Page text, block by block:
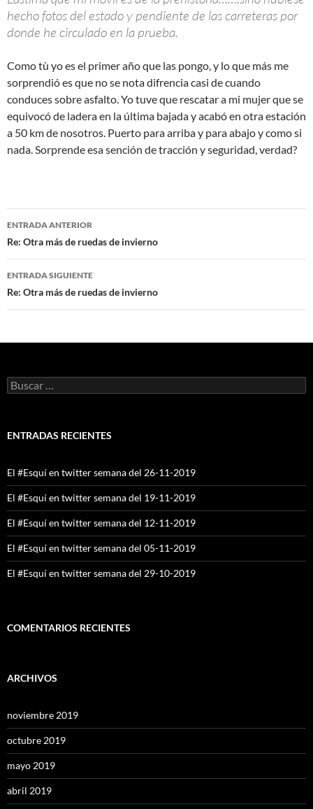
hecho fotos del estado y pendiente de las carreteras por
donde he circulado en la prueba.
Como tù yo es el primer año que las pongo, y lo que más me
sorprendió es que no se nota difrencia casi de cuando
conduces sobre asfalto. Yo tuve que rescatar a mi mujer que se
equivocó de ladera en la última bajada y acabó en otra estación
a 50 km de nosotros. Puerto para arriba y para abajo y como si
nada. Sorprende esa sención de tracción y seguridad, verdad?
Navegación
de
entradas
ENTRADA ANTERIOR
Re: Otra más de ruedas de invierno
ENTRADA SIGUIENTE
Re: Otra más de ruedas de invierno
Buscar:
ENTRADAS RECIENTES
El #Esquí en twitter semana del 26-11-2019
El #Esquí en twitter semana del 19-11-2019
El #Esquí en twitter semana del 12-11-2019
El #Esquí en twitter semana del 05-11-2019
El #Esquí en twitter semana del 29-10-2019
COMENTARIOS RECIENTES
ARCHIVOS
noviembre 2019
octubre 2019
mayo 2019
abril 2019